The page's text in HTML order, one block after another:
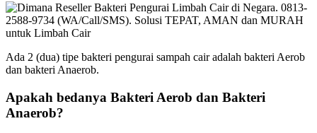
Ada 2 (dua) tipe bakteri pengurai sampah cair adalah bakteri Aerob
dan bakteri Anaerob.
Apakah bedanya Bakteri Aerob dan Bakteri
Anaerob?